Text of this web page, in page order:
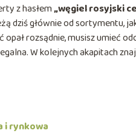
z hasłem„węgiel rosyjski
dziś głównie od sortymentu,
rozsądnie, musisz umieć
W kolejnych akapitach
i rynkowa